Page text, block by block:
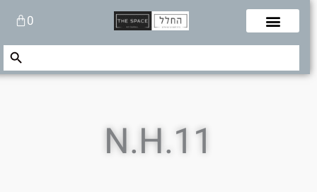
0עגלת
קניות
Search
Search Button
N.H.11